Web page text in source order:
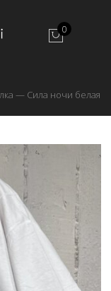
0
— Сила ночи белая